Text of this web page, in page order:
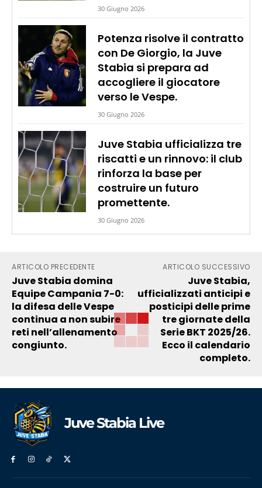
30 Giugno 2026
Potenza risolve il contratto
con De Giorgio, la Juve
Stabia si prepara ad
accogliere il giocatore
verso le Vespe.
30 Giugno 2026
Juve Stabia ufficializza tre
riscatti e un rinnovo: il club
rinforza la base per
costruire un futuro
promettente.
30 Giugno 2026
ARTICOLO PRECEDENTE
Juve Stabia domina
Equipe Campania 7-0:
la difesa delle Vespe
continua a non subire
reti nell’allenamento
congiunto.
ARTICOLO SUCCESSIVO
Juve Stabia,
ufficializzati anticipi e
posticipi delle prime
tre giornate della
Serie BKT 2025/26.
Ecco il calendario
completo.
Juve Stabia Live